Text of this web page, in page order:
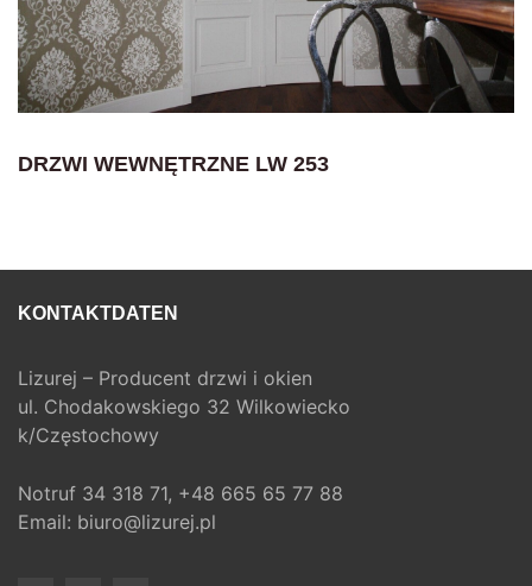
DRZWI WEWNĘTRZNE LW 253
KONTAKTDATEN
Lizurej – Producent drzwi i okien
ul. Chodakowskiego 32 Wilkowiecko
k/Częstochowy
Notruf 34 318 71, +48 665 65 77 88
Email: biuro@lizurej.pl